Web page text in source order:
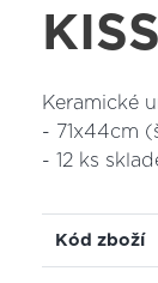
Keramické
- 71x44cm
- 12 ks
Kód zboží